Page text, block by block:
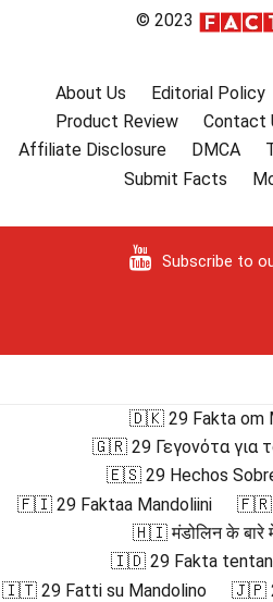
© 2023
About Us Editorial Policy
Product Review
Contact
Affiliate Disclosure
DMCA
Submit Facts
Subscribe to
🇩🇰 29 Fakta om
🇬🇷 29 Γεγονότα για
🇪🇸 29 Hechos
🇫🇮 29 Faktaa Mandoliini
🇫🇷
🇭🇮 मंडोलिन के बारे
🇮🇩 29 Fakta
🇮🇹 29 Fatti su Mandolino
🇯🇵